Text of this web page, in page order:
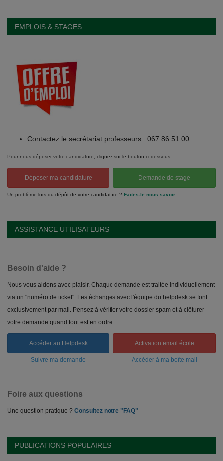
EMPLOIS & STAGES
Contactez le secrétariat professeurs : 067 86 51 00
Pour nous déposer votre candidature, cliquez sur le bouton ci-dessous.
Déposer ma candidature Demande de stage
Un problème lors du dépôt de votre candidature ? Faites-le nous savoir
ASSISTANCE UTILISATEURS
Besoin d'aide ?
Nous vous aidons avec plaisir. Chaque demande est traitée individuellement
via un "numéro de ticket". Les échanges avec l'équipe du helpdesk se font
exclusivement par mail. Pensez à vérifier votre dossier spam et à clôturer
votre demande quand tout est en ordre.
Accéder au Helpdesk Activation email école
Suivre ma demande Accéder à ma boîte mail
Foire aux questions
Une question pratique ? Consultez notre "FAQ"
PUBLICATIONS POPULAIRES